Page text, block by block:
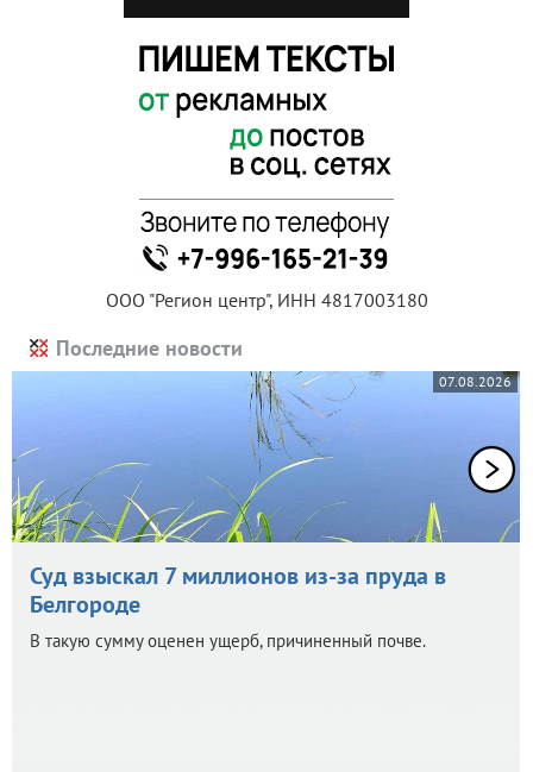
ООО "Регион центр", ИНН 4817003180
Последние новости
07.08.2026
Суд взыскал 7 миллионов из-за пруда в
Белгороде
В такую сумму оценен ущерб, причиненный почве.